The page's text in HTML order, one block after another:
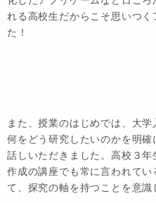
れる高校生だからこそ思いつ
た！
また、授業のはじめでは、大学
何をどう研究したいのかを明
話しいただきました。高校３
作成の講座でも常に言われて
て、探究の軸を持つことを意識